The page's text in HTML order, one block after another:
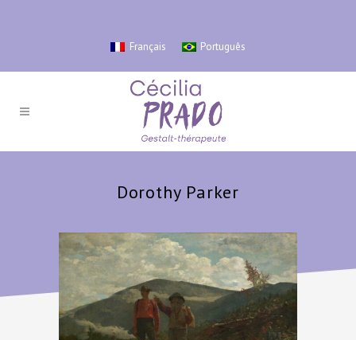
Français Português
Dorothy Parker